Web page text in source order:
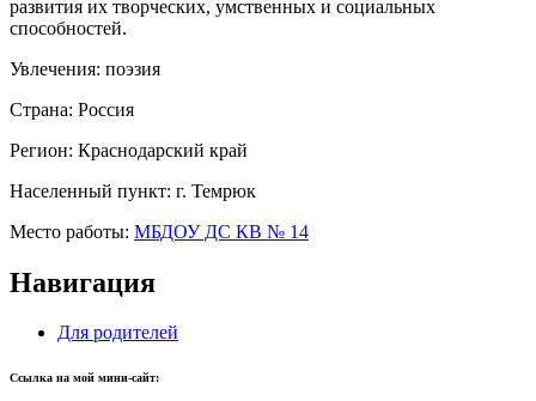
развития их творческих, умственных и социальных
способностей.
Увлечения: поэзия
Страна: Россия
Регион: Краснодарский край
Населенный пункт: г. Темрюк
Место работы: МБДОУ ДС КВ № 14
Навигация
Для родителей
Ссылка на мой мини-сайт: